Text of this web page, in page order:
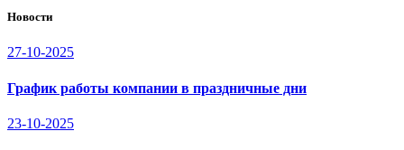
Новости
27-10-2025
График работы компании в праздничные дни
23-10-2025